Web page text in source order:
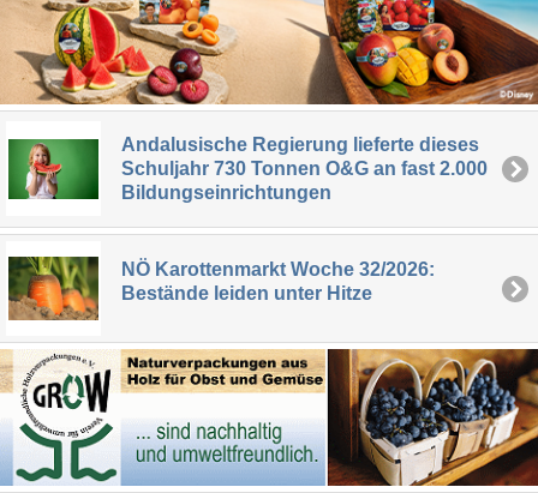
Andalusische Regierung lieferte dieses
Schuljahr 730 Tonnen O&G an fast 2.000
Bildungseinrichtungen
NÖ Karottenmarkt Woche 32/2026:
Bestände leiden unter Hitze